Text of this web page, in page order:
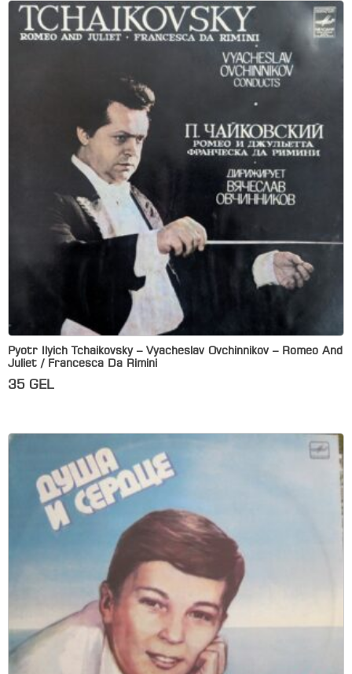
Pyotr Ilyich Tchaikovsky – Vyacheslav Ovchinnikov – Romeo And
Juliet / Francesca Da Rimini
35 GEL